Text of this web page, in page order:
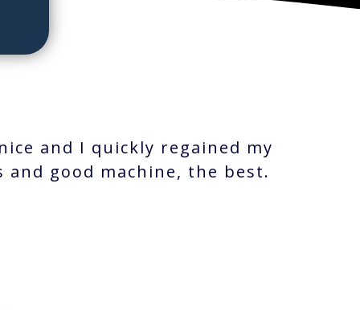
and I quickly regained my
good machine, the best.